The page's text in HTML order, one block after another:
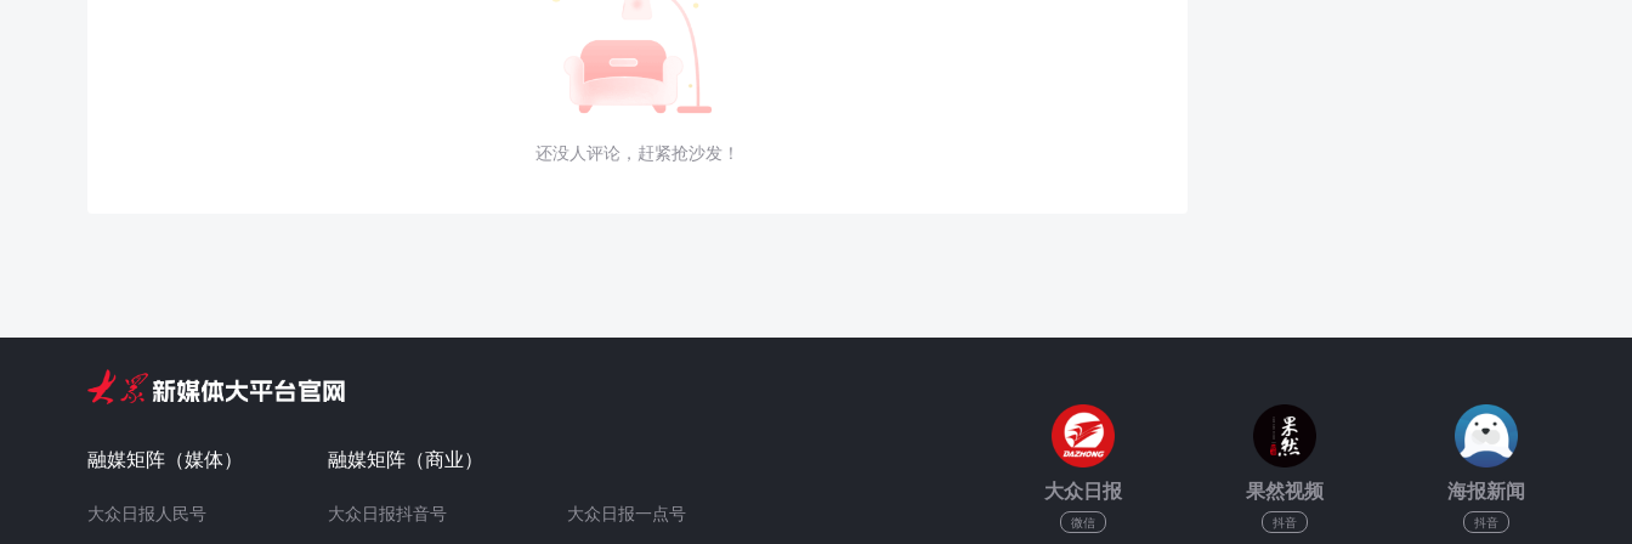
还没人评论，赶紧抢沙发！
融媒矩阵（媒体）
大众日报人民号
融媒矩阵（商业）
大众日报抖音号
大众日报一点号
大众日报
微信
果然视频
抖音
海报新闻
抖音